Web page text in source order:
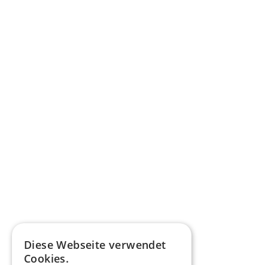
Diese Webseite verwendet
Cookies.